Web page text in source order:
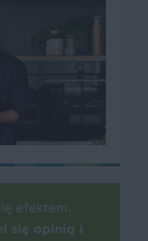
efektem.
się opinią i